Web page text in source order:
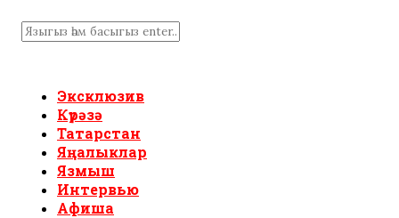
Эксклюзив
Күрәзә
Татарстан
Яңалыклар
Язмыш
Интервью
Афиша